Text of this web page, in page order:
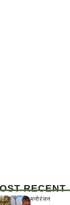
RECENT
मनोरंजन